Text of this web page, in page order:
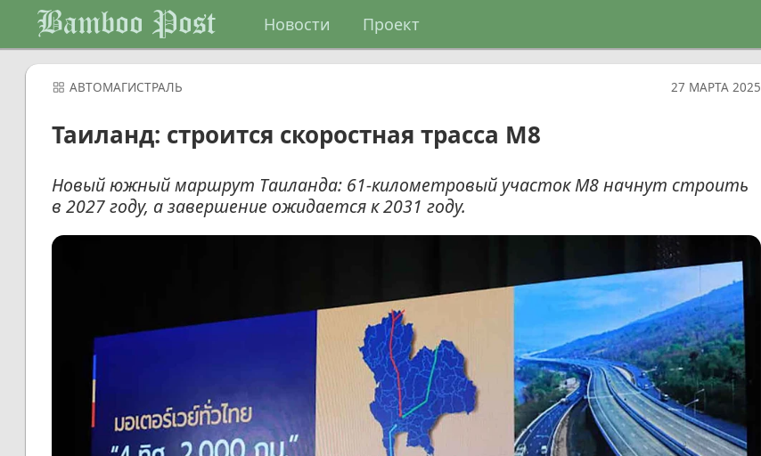
Bamboo Post Новости Проект
АВТОМАГИСТРАЛЬ 27 МАРТА 2025
Таиланд: строится скоростная трасса M8
Новый южный маршрут Таиланда: 61-километровый участок M8 начнут строить
в 2027 году, а завершение ожидается к 2031 году.